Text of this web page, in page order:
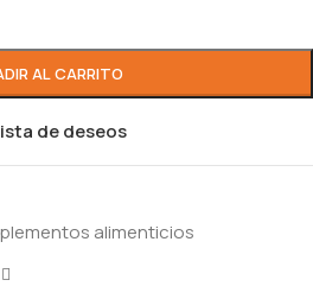
AL CARRITO
de deseos
alimenticios